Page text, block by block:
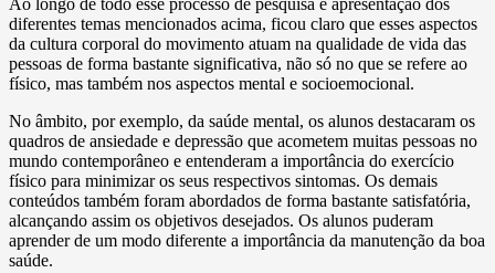
diferentes temas mencionados acima, ficou claro que esses aspectos
da cultura corporal do movimento atuam na qualidade de vida das
pessoas de forma bastante significativa, não só no que se refere ao
físico, mas também nos aspectos mental e socioemocional.
No âmbito, por exemplo, da saúde mental, os alunos destacaram os
quadros de ansiedade e depressão que acometem muitas pessoas no
mundo contemporâneo e entenderam a importância do exercício
físico para minimizar os seus respectivos sintomas. Os demais
conteúdos também foram abordados de forma bastante satisfatória,
alcançando assim os objetivos desejados. Os alunos puderam
aprender de um modo diferente a importância da manutenção da boa
saúde.